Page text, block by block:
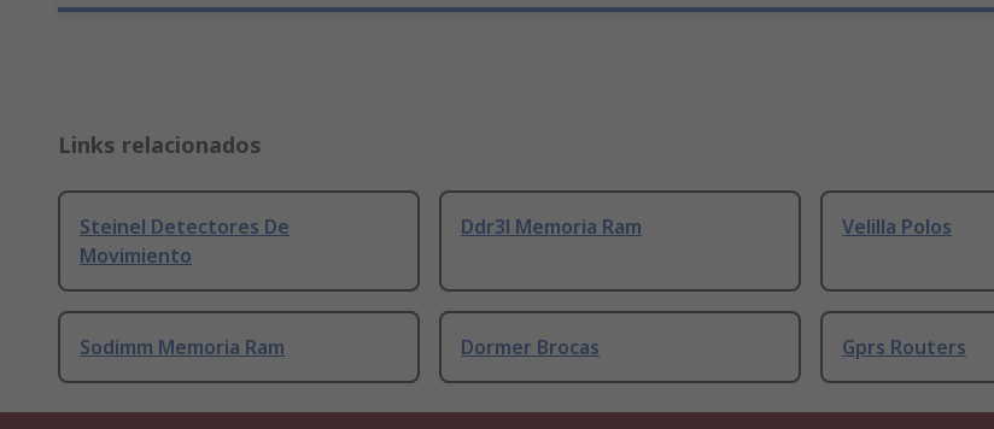
Links relacionados
Steinel Detectores De
Movimiento
Ddr3l Memoria Ram Velilla Polos
Sodimm Memoria Ram Dormer Brocas Gprs Routers